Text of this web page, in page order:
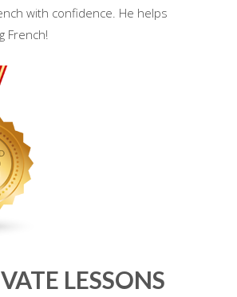
with confidence. He helps
French!
LESSONS